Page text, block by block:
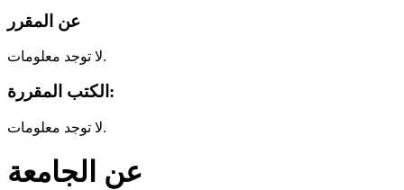
عن المقرر
لا توجد معلومات.
الكتب المقررة:
لا توجد معلومات.
عن الجامعة